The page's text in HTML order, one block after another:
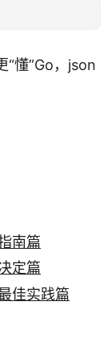
“懂”Go，json
南篇
定篇
佳实践篇